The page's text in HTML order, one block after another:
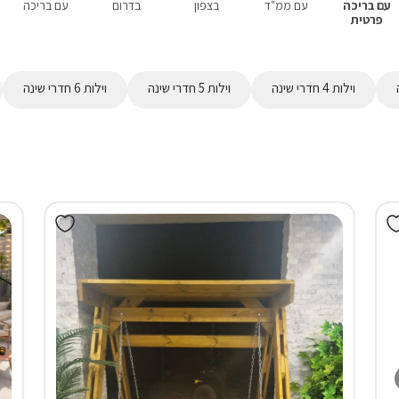
עם בריכה
פרטית
עם ממ"ד בצפון בדרום עם בריכה
וילות 4 חדרי שינה וילות 5 חדרי שינה וילות 6 חדרי שינה